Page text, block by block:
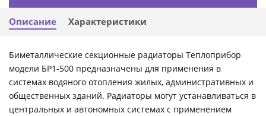
Описание Характеристики
Биметаллические секционные радиаторы Теплоприбор
модели БР1-500 предназначены для применения в
системах водяного отопления жилых, административных и
общественных зданий. Радиаторы могут устанавливаться в
центральных и автономных системах с применением